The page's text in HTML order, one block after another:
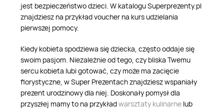
jest bezpieczeństwo dzieci. W katalogu Superprezenty.pl
znajdziesz na przykład voucher na kurs udzielania
pierwszej pomocy.
Kiedy kobieta spodziewa się dziecka, często oddaje się
swoim pasjom. Niezależnie od tego, czy bliska Twemu
sercu kobieta lubi gotować, czy może ma zacięcie
florystyczne, w Super Prezentach znajdziesz wspaniały
prezent urodzinowy dla niej. Doskonały pomysł dla
przyszłej mamy to na przykładwarsztaty kulinarne lub